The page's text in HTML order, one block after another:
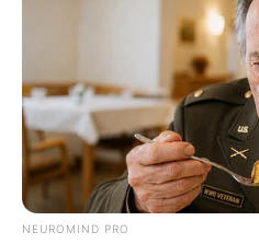
NEUROMIND PRO